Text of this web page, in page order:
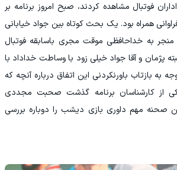
فوتبال مشاهده کردند، صبح امروز برنامه بر
همراه بود. یک بحث کوتاه بین جواد خیابانی
منجر به خداحافظی موقت مجری باسابقه فوتبال
پژمان و آقا جواد خیلی زود با وساطت خداداد با
به بازتاب باورنکردنی این اتفاق درباره آنچه که
از کارشناسان برنامه گذشت صحبت مجددی
صحنه مهم داوری بازی دیشب را دوباره بررسی